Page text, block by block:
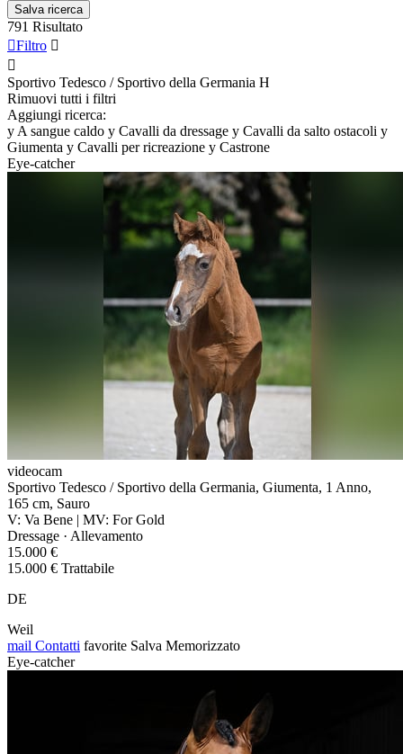
Salva ricerca
791 Risultato
Filtro 

Sportivo Tedesco / Sportivo della Germania H
Rimuovi tutti i filtri
Aggiungi ricerca:
y A sangue caldo y Cavalli da dressage y Cavalli da salto ostacoli y
Giumenta y Cavalli per ricreazione y Castrone
Eye-catcher
videocam
Sportivo Tedesco / Sportivo della Germania, Giumenta, 1 Anno,
165 cm, Sauro
V: Va Bene | MV: For Gold
Dressage · Allevamento
15.000 €
15.000 € Trattabile
DE
Weil
mail Contatti favorite Salva Memorizzato
Eye-catcher